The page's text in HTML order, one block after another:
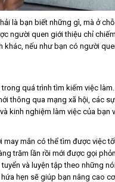
là bạn biết những gì, mà ở
người quen giới thiệu chỉ
nếu như bạn có người
quá trình tìm kiếm việc
thông qua mạng xã hội, các
kinh nghiệm làm việc của bạn
mắn có thể tìm được việc
trăm lần rồi mới được gọi
và luyện tập theo những
hẹn sẽ giúp bạn nâng cao